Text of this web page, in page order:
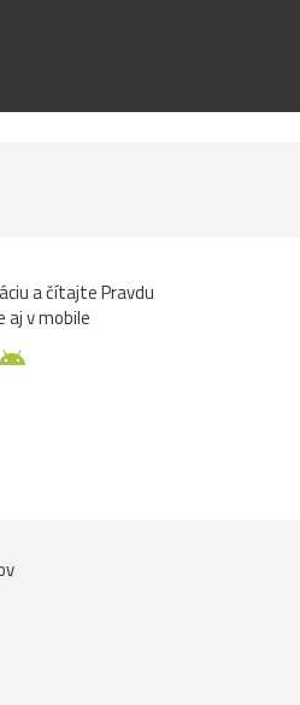
a čítajte Pravdu
aj v mobile